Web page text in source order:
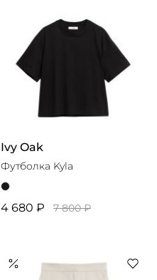
Ivy Oak
Футболка Kyla
4 680 ₽ 7 800 ₽